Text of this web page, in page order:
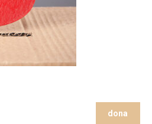
dona